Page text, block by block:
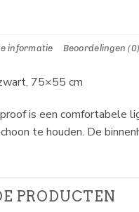
informatie Beoordelingen (0)
75×55 cm
is een comfortabele
te houden. De
PRODUCTEN